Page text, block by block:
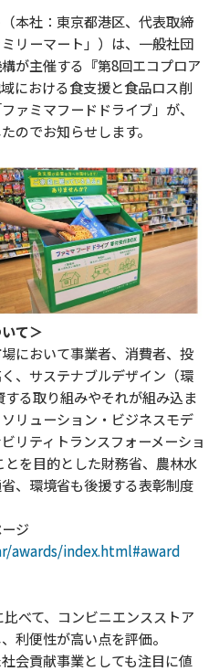
本社：東京都港区、代表取締
リーマート」）は、一般社団
が主催する『第8回エコプロア
における食支援と食品ロス削
ァミマフードドライブ」が、
のでお知らせします。
て＞
において事業者、消費者、投
、サステナブルデザイン（環
る取り組みやそれが組み込ま
リューション・ビジネスモデ
リティトランスフォーメーショ
を目的とした財務省、農林水
、環境省も後援する表彰制度
ジ
awards/index.html#award
べて、コンビニエンスストア
利便性が高い点を評価。
会貢献事業としても注目に値